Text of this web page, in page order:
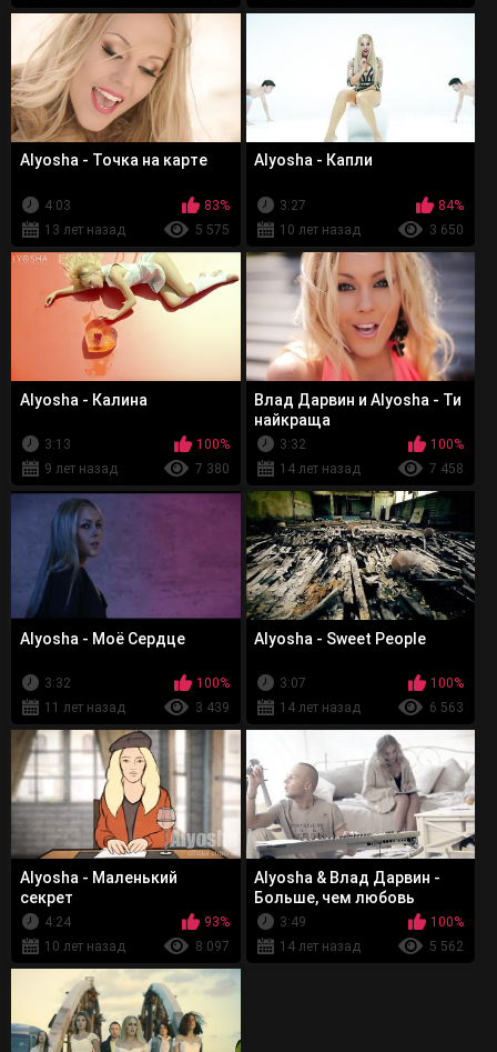
Alyosha - Точка на карте
4:03
83%
13 лет назад
5 575
Alyosha - Капли
3:27
84%
10 лет назад
3 650
Alyosha - Калина
3:13
100%
9 лет назад
7 380
Влад Дарвин и Alyosha - Ти
найкраща
3:32
100%
14 лет назад
7 458
Alyosha - Моё Сердце
3:32
100%
11 лет назад
3 439
Alyosha - Sweet People
3:07
100%
14 лет назад
6 563
Alyosha - Маленький
секрет
4:24
93%
10 лет назад
8 097
Alyosha & Влад Дарвин -
Больше, чем любовь
3:49
100%
14 лет назад
5 562